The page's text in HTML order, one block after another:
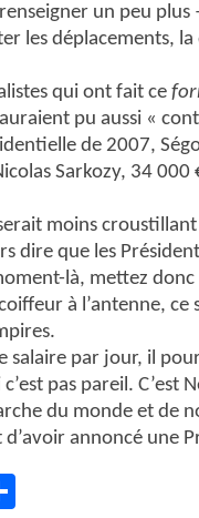
un peu
les déplacements,
qui ont fait ce
pu aussi «
de 2007,
Sarkozy, 34 000
moins
dire que les
là, mettez
à l’antenne,
salaire par jour, il
pas pareil.
du monde et de
annoncé une